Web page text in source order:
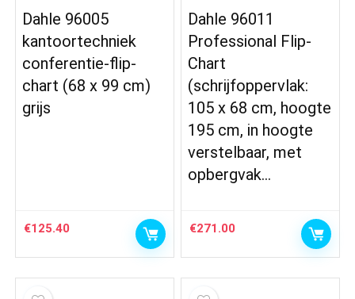
Dahle 96005
kantoortechniek
conferentie-flip-
chart (68 x 99 cm)
grijs
€125.40
Dahle 96011
Professional Flip-
Chart
(schrijfoppervlak:
105 x 68 cm, hoogte
195 cm, in hoogte
verstelbaar, met
opbergvak…
€271.00